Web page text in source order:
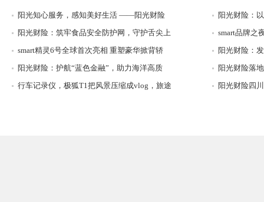
阳光知心服务，感知美好生活 ——阳光财险
阳光财险：
阳光财险：筑牢食品安全防护网，守护舌尖上
smart品牌之
smart精灵6号全球首次亮相 重塑豪华掀背轿
阳光财险：
阳光财险：护航“蓝色金融”，助力海洋高质
阳光财险落
行车记录仪，极狐T1把风景压缩成vlog，旅途
阳光财险四